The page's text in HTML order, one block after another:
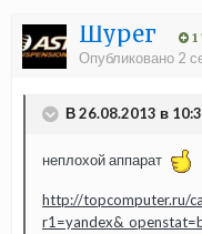
Шурег 1
Опубликовано 2
В 26.08.2013 в
неплохой аппарат
http://topcomputer.ru/